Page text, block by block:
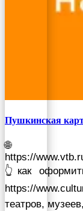
Пушкинская
🌐
https://
👆как
https://
театров,